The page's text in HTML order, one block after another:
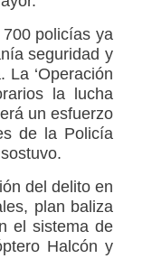
700 policías ya
seguridad y
‘Operación
la lucha
un esfuerzo
de la Policía
del delito en
plan baliza
el sistema de
Halcón y